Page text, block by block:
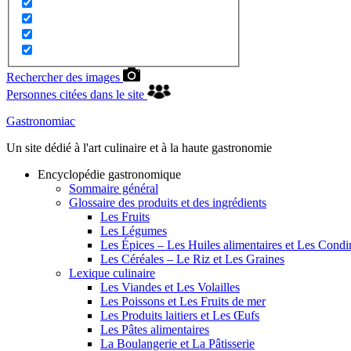
Rechercher des images
Personnes citées dans le site
Gastronomiac
Un site dédié à l'art culinaire et à la haute gastronomie
Encyclopédie gastronomique
Sommaire général
Glossaire des produits et des ingrédients
Les Fruits
Les Légumes
Les Épices – Les Huiles alimentaires et Les
Les Céréales – Le Riz et Les Graines
Lexique culinaire
Les Viandes et Les Volailles
Les Poissons et Les Fruits de mer
Les Produits laitiers et Les Œufs
Les Pâtes alimentaires
La Boulangerie et La Pâtisserie